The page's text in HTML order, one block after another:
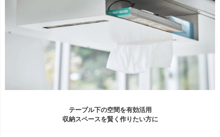
テーブル下の空間を有効活用
収納スペースを賢く作りたい方に